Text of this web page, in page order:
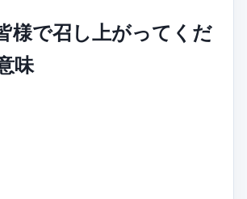
様で召し上がってくだ
味